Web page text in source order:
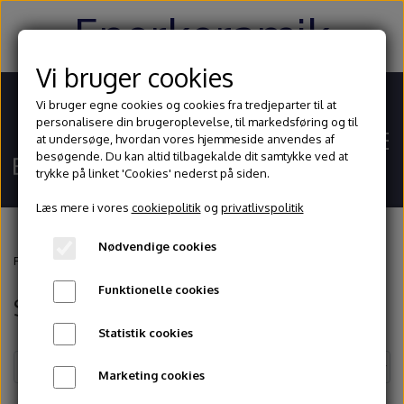
Enerkeramik
Blog
Forside
Spectrum
Vi bruger cookies
Vi bruger egne cookies og cookies fra tredjeparter til at
personalisere din brugeroplevelse, til markedsføring og til
at undersøge, hvordan vores hjemmeside anvendes af
besøgende. Du kan altid tilbagekalde dit samtykke ved at
trykke på linket 'Cookies' nederst på siden.
Læs mere i vores cookiepolitik og privatlivspolitik
Nødvendige cookies
Funktionelle cookies
Statistik cookies
Marketing cookies